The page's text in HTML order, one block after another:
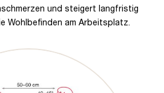
und steigert langfristig
Wohlbefinden am Arbeitsplatz.